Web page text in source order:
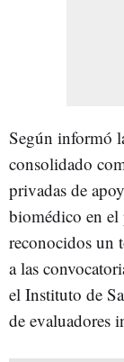
Según informó
consolidado
privadas de
biomédico en el
reconocidos un
a las
el Instituto de
de evaluadores